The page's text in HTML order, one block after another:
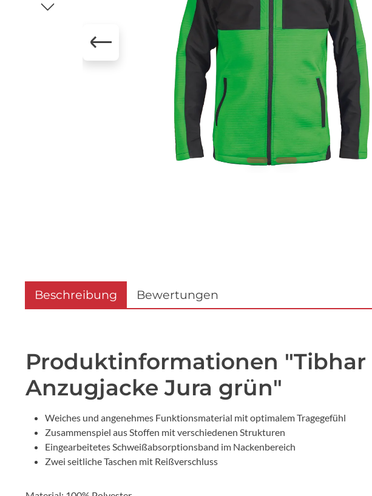
Beschreibung Bewertungen
Produktinformationen "Tibhar
Anzugjacke Jura grün"
Weiches und angenehmes Funktionsmaterial mit optimalem Tragegefühl
Zusammenspiel aus Stoffen mit verschiedenen Strukturen
Eingearbeitetes Schweißabsorptionsband im Nackenbereich
Zwei seitliche Taschen mit Reißverschluss